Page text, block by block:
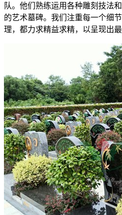
队。他们熟练运用各种雕刻技法
的艺术墓碑。我们注重每一个细
理，都力求精益求精，以呈现出最